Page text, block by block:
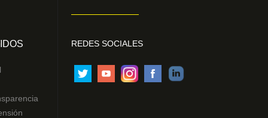
REDES SOCIALES